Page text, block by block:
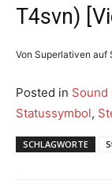
T4svn)
Von Superlativen auf
Posted in Sound
Statussymbol,
SCHLAGWORTE